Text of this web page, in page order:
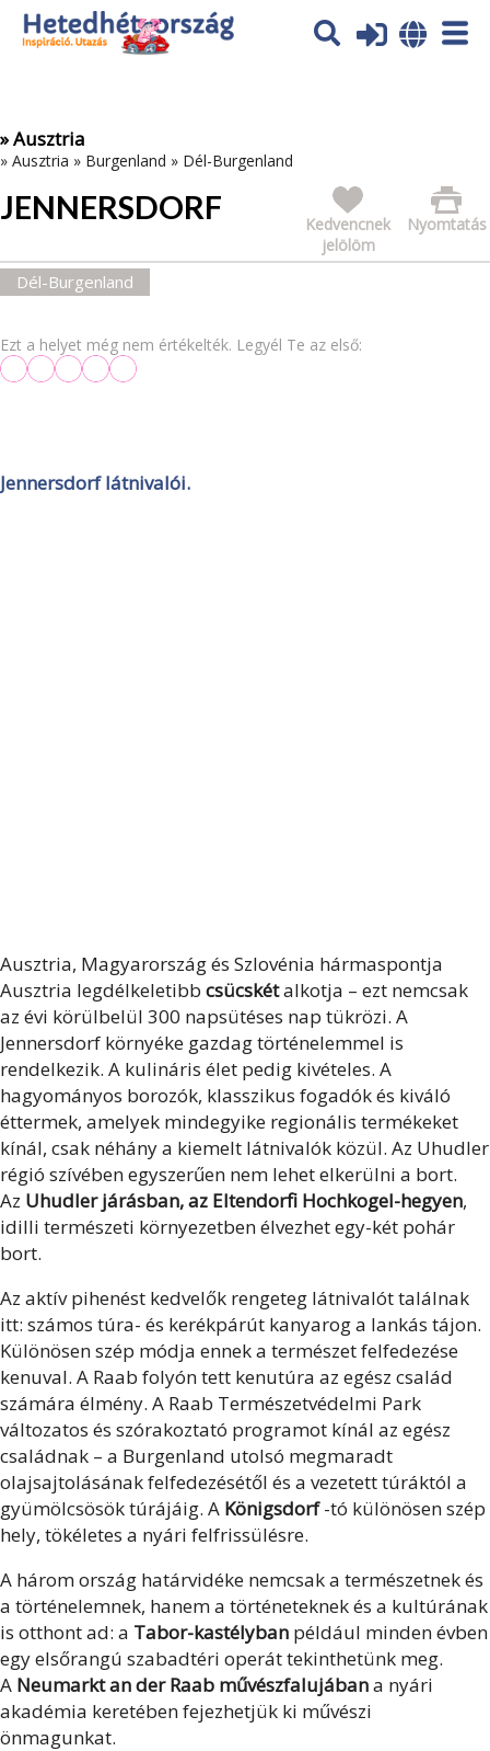
Az oldal sütiket (cookies) használ. További tájékoztatás itt:
Adatvédelmi tájékoztató
» Ausztria
» Ausztria » Burgenland » Dél-Burgenland
JENNERSDORF Nyomtatás
Kedvencnek
jelölöm
Dél-Burgenland
Ezt a helyet még nem értékelték. Legyél Te az első:
Jennersdorf látnivalói.
Ausztria, Magyarország és Szlovénia hármaspontja
Ausztria legdélkeletibb csücskétalkotja – ezt nemcsak
az évi körülbelül 300 napsütéses nap tükrözi. A
Jennersdorf környéke gazdag történelemmel is
rendelkezik. A kulináris élet pedig kivételes. A
hagyományos borozók, klasszikus fogadók és kiváló
éttermek, amelyek mindegyike regionális termékeket
kínál, csak néhány a kiemelt látnivalók közül. Az Uhudler
régió szívében egyszerűen nem lehet elkerülni a bort.
Az Uhudler járásban, az Eltendorfi Hochkogel-hegyen,
idilli természeti környezetben élvezhet egy-két pohár
bort.
Az aktív pihenést kedvelők rengeteg látnivalót találnak
itt: számos túra- és kerékpárút kanyarog a lankás tájon.
Különösen szép módja ennek a természet felfedezése
kenuval. A Raab folyón tett kenutúra az egész család
számára élmény. A Raab Természetvédelmi Park
változatos és szórakoztató programot kínál az egész
családnak – a Burgenland utolsó megmaradt
olajsajtolásának felfedezésétől és a vezetett túráktól a
gyümölcsösök túrájáig. A Königsdorf-tó különösen szép
hely, tökéletes a nyári felfrissülésre.
A három ország határvidéke nemcsak a természetnek és
a történelemnek, hanem a történeteknek és a kultúrának
is otthont ad: a Tabor-kastélyban például minden évben
egy elsőrangú szabadtéri operát tekinthetünk meg.
A Neumarkt an der Raab művészfalujábana nyári
akadémia keretében fejezhetjük ki művészi
önmagunkat.